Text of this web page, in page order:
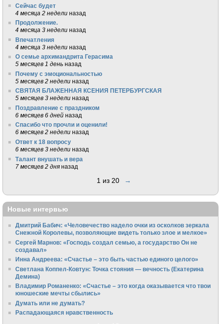
Сейчас будет
4 месяца 2 недели назад
Продолжение.
4 месяца 3 недели назад
Впечатления
4 месяца 3 недели назад
О семье архимандрита Герасима
5 месяцев 1 день назад
Почему с эмоциональностью
5 месяцев 2 недели назад
СВЯТАЯ БЛАЖЕННАЯ КСЕНИЯ ПЕТЕРБУРГСКАЯ
5 месяцев 3 недели назад
Поздравление с праздником
6 месяцев 6 дней назад
Спасибо что прочли и оценили!
6 месяцев 2 недели назад
Ответ к 18 вопросу
6 месяцев 3 недели назад
Талант внушать и вера
7 месяцев 2 дня назад
1 из 20 →
Новые интервью
Дмитрий Бабич: «Человечество надело очки из осколков зеркала
Снежной Королевы, позволяющие видеть только злое и мелкое»
Сергей Марнов: «Господь создал семью, а государство Он не
создавал»
Инна Андреева: «Счастье – это быть частью единого целого»
Светлана Коппел-Ковтун: Точка стояния — вечность (Екатерина
Демина)
Владимир Романенко: «Счастье – это когда оказывается что твои
юношеские мечты сбылись»
Думать или не думать?
Распадающаяся нравственность